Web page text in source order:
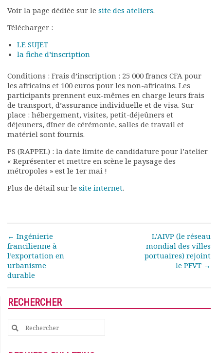
Matinales
Nos partenaires
Publications et rapports
Documents
Les adhérents
Annuaire
Offres d’emploi
Forum
Actualités
Nous contacter
Voir la page dédiée sur le site des ateliers.
Télécharger :
LE SUJET
la fiche d’inscription
Conditions : Frais d’inscription : 25 000 francs CFA pour
les africains et 100 euros pour les non-africains. Les
participants prennent eux-mêmes en charge leurs frais
de transport, d’assurance individuelle et de visa. Sur
place : hébergement, visites, petit-déjeûners et
déjeuners, dîner de cérémonie, salles de travail et
matériel sont fournis.
PS (RAPPEL) : la date limite de candidature pour l’atelier
« Représenter et mettre en scène le paysage des
métropoles » est le 1er mai !
Plus de détail sur le site internet.
Post navigation
← Ingénierie
francilienne à
l’exportation en
urbanisme
durable
L’AIVP (le réseau
mondial des villes
portuaires) rejoint
le PFVT →
RECHERCHER
Search
for: